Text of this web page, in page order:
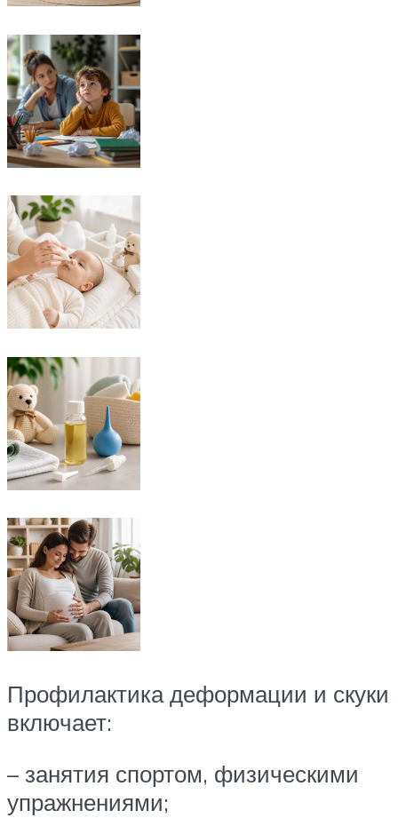
Профилактика деформации и скуки
включает:
– занятия спортом, физическими
упражнениями;